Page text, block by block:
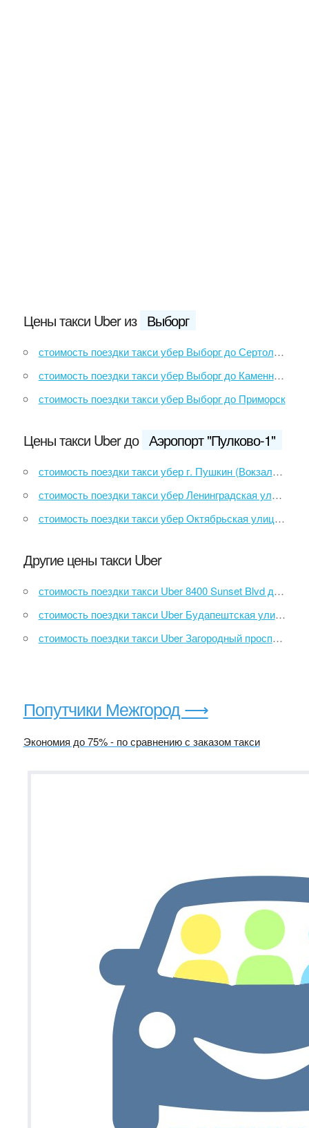
Цены такси Uber из Выборг
стоимость поездки такси убер Выборг до Сертолово
стоимость поездки такси убер Выборг до Каменногорск
стоимость поездки такси убер Выборг до Приморск
Цены такси Uber до Аэропорт "Пулково-1"
стоимость поездки такси убер г. Пушкин (Вокзал) до Аэропорт "Пулково-1"
стоимость поездки такси убер Ленинградская улица, 27 до Аэропорт "Пулково-1"
стоимость поездки такси убер Октябрьская улица, 39 до Аэропорт "Пулково-1"
Другие цены такси Uber
стоимость поездки такси Uber 8400 Sunset Blvd до 1201 S Figueroa St
стоимость поездки такси Uber Будапештская улица, 9 до проспект Славы
стоимость поездки такси Uber Загородный проспект, 45 до Метро Пионерская
Попутчики Межгород ⟶
Экономия до 75% - по сравнению с заказом такси